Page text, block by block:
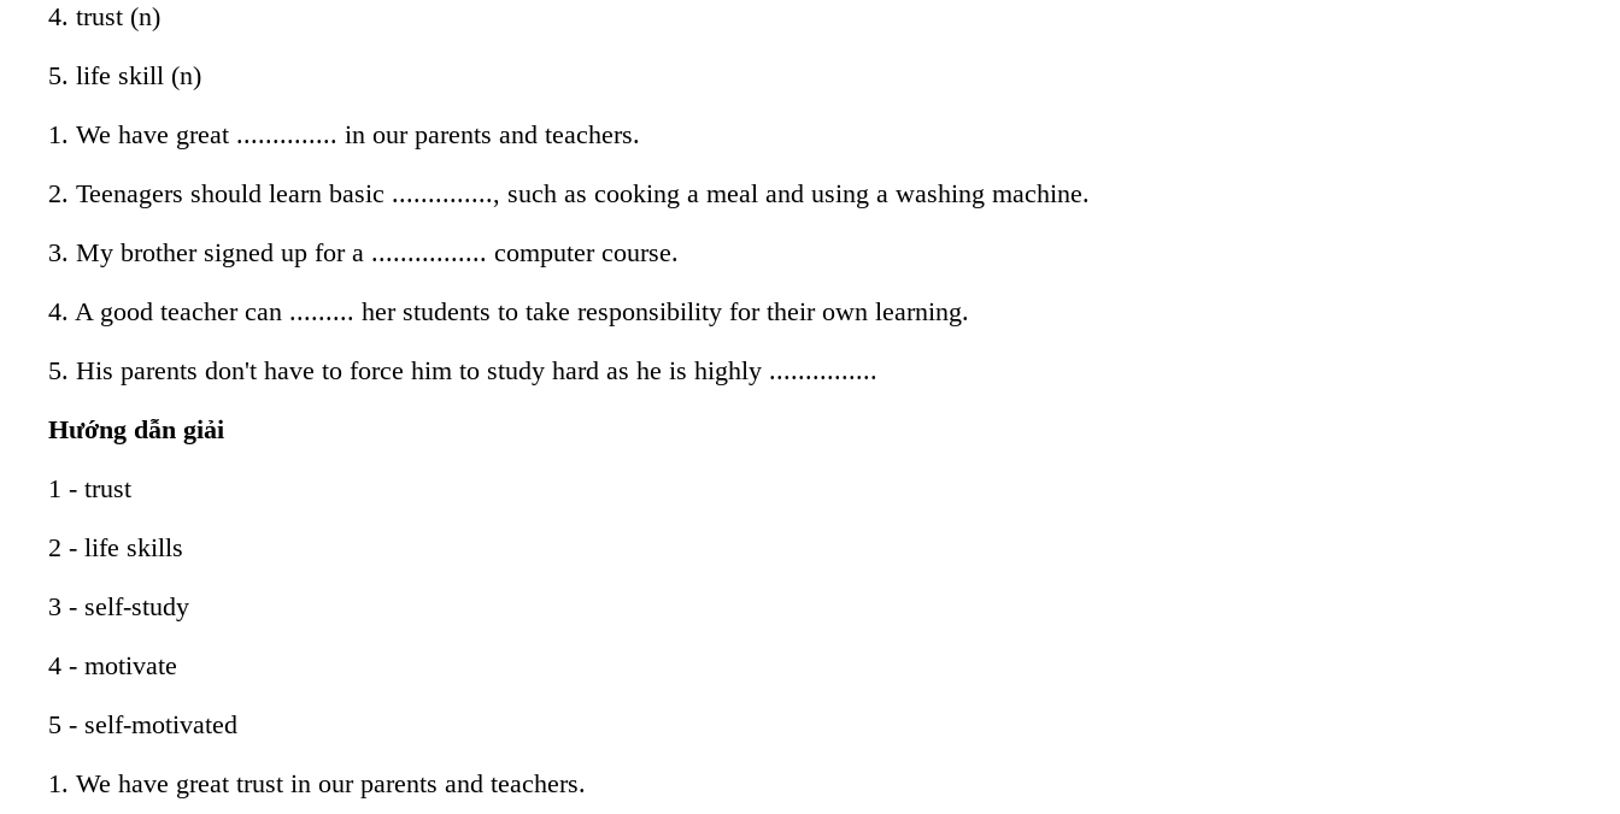
4. trust (n)
5. life skill (n)
1. We have great .............. in our parents and teachers.
2. Teenagers should learn basic .............., such as cooking a meal and using a washing machine.
3. My brother signed up for a ................ computer course.
4. A good teacher can ......... her students to take responsibility for their own learning.
5. His parents don't have to force him to study hard as he is highly ...............
Hướng dẫn giải
1 - trust
2 - life skills
3 - self-study
4 - motivate
5 - self-motivated
1. We have great trust in our parents and teachers.